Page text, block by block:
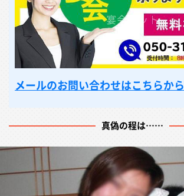
メールのお問い合わせはこちらから
真偽の程は……